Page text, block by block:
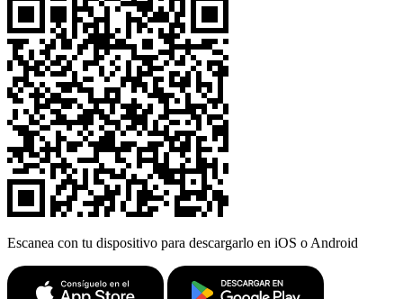
Escanea con tu dispositivo para descargarlo en iOS o Android